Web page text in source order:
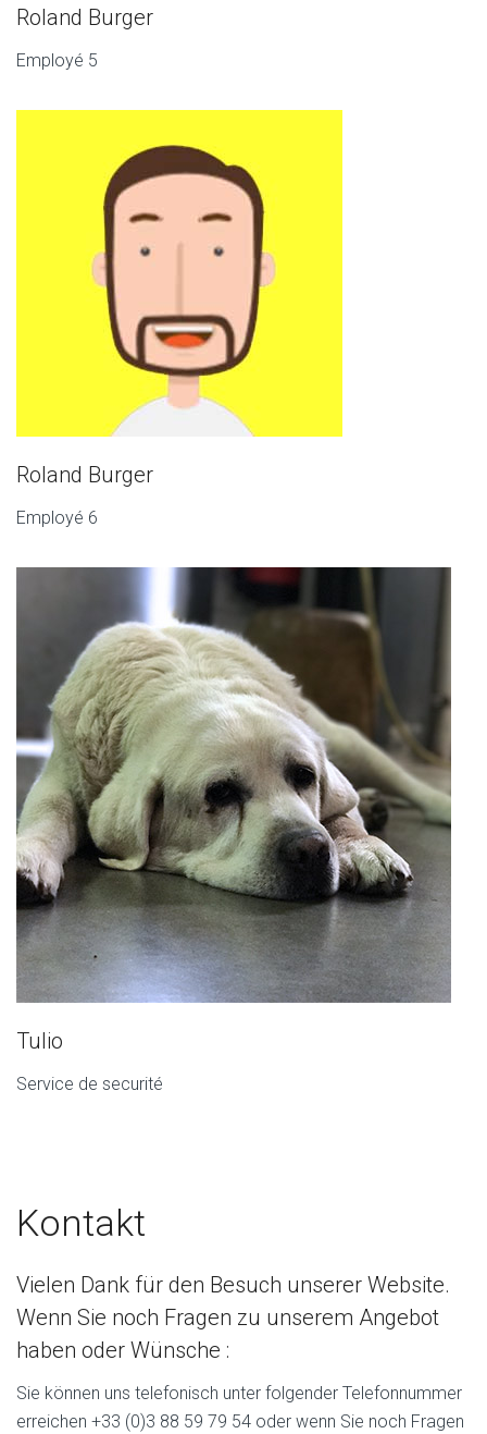
Roland Burger
Employé 5
Roland Burger
Employé 6
Tulio
Service de securité
Kontakt
Vielen Dank für den Besuch unserer Website.
Wenn Sie noch Fragen zu unserem Angebot
haben oder Wünsche :
Sie können uns telefonisch unter folgender Telefonnummer
erreichen +33 (0)3 88 59 79 54 oder wenn Sie noch Fragen